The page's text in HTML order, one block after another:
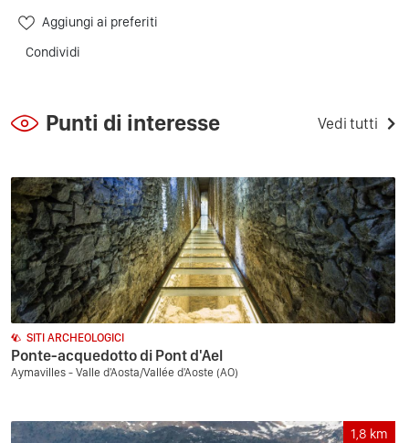
Aggiungi ai preferiti
Condividi
Punti di interesse Vedi tutti
SITI ARCHEOLOGICI
Ponte-acquedotto di Pont d'Ael
Aymavilles - Valle d'Aosta/Vallée d'Aoste (AO)
1,8 km